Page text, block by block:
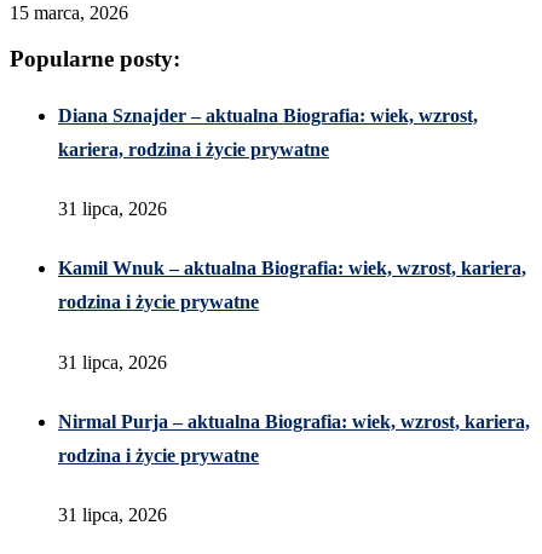
15 marca, 2026
Popularne posty:
Diana Sznajder – aktualna Biografia: wiek, wzrost,
kariera, rodzina i życie prywatne
31 lipca, 2026
Kamil Wnuk – aktualna Biografia: wiek, wzrost, kariera,
rodzina i życie prywatne
31 lipca, 2026
Nirmal Purja – aktualna Biografia: wiek, wzrost, kariera,
rodzina i życie prywatne
31 lipca, 2026